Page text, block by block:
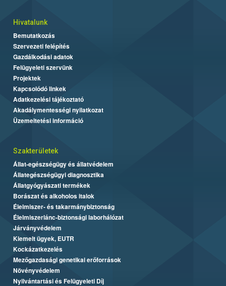
Hivatalunk
Bemutatkozás
Szervezeti felépítés
Gazdálkodási adatok
Felügyeleti szervünk
Projektek
Kapcsolódó linkek
Adatkezelési tájékoztató
Akadálymentességi nyilatkozat
Üzemeltetési információ
Szakterületek
Állat-egészségügy és állatvédelem
Állategészségügyi diagnosztika
Állatgyógyászati termékek
Borászat és alkoholos italok
Élelmiszer- és takarmánybiztonság
Élelmiszerlánc-biztonsági laborhálózat
Járványvédelem
Kiemelt ügyek, EUTR
Kockázatkezelés
Mezőgazdasági genetikai erőforrások
Növényvédelem
Nyilvántartási és Felügyeleti Díj